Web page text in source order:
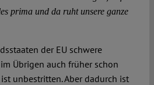
prima und da ruht unsere ganze
der EU schwere
Übrigen auch früher schon
unbestritten. Aber dadurch ist